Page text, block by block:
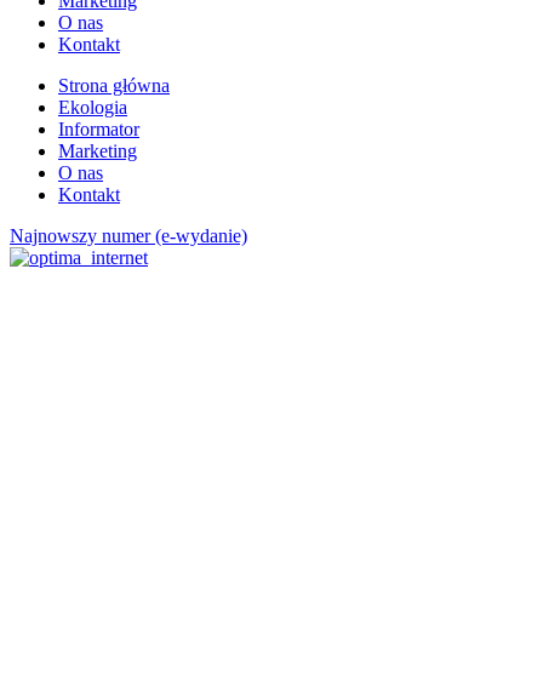
O nas
Kontakt
Strona główna
Ekologia
Informator
Marketing
O nas
Kontakt
Najnowszy numer (e-wydanie)